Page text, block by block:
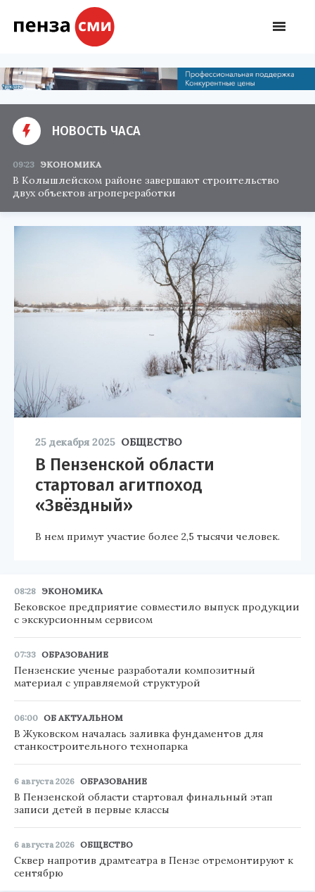
НОВОСТЬ ЧАСА
09:23 ЭКОНОМИКА
В Колышлейском районе завершают строительство
двух объектов агропереработки
25 декабря 2025 ОБЩЕСТВО
В Пензенской области
стартовал агитпоход
«Звёздный»
В нем примут участие более 2,5 тысячи человек.
08:28 ЭКОНОМИКА
Бековское предприятие совместило выпуск продукции
с экскурсионным сервисом
07:33 ОБРАЗОВАНИЕ
Пензенские ученые разработали композитный
материал с управляемой структурой
06:00 ОБ АКТУАЛЬНОМ
В Жуковском началась заливка фундаментов для
станкостроительного технопарка
6 августа 2026 ОБРАЗОВАНИЕ
В Пензенской области стартовал финальный этап
записи детей в первые классы
6 августа 2026 ОБЩЕСТВО
Сквер напротив драмтеатра в Пензе отремонтируют к
сентябрю